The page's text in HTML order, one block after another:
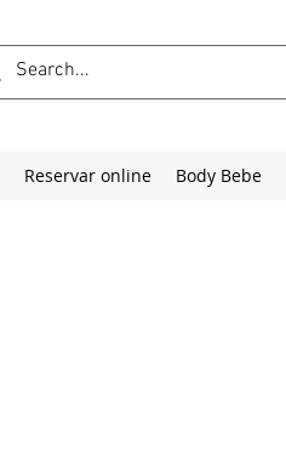
Reservar online Body Bebe